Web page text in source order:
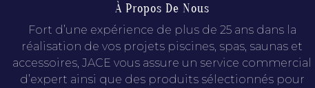
À Propos De Nous
Fort d’une expérience de plus de 25 ans dans la
réalisation de vos projets piscines, spas, saunas et
accessoires, JACE vous assure un service commercial
d’expert ainsi que des produits sélectionnés pour